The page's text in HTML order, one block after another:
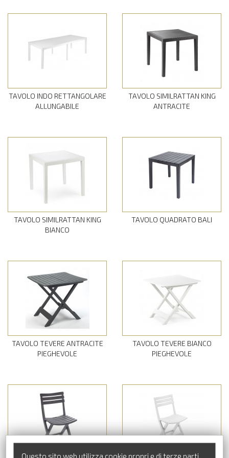
TAVOLO INDO RETTANGOLARE
ALLUNGABILE
TAVOLO SIMILRATTAN KING
ANTRACITE
TAVOLO SIMILRATTAN KING
BIANCO
TAVOLO QUADRATO BALI
TAVOLO TEVERE ANTRACITE
PIEGHEVOLE
TAVOLO TEVERE BIANCO
PIEGHEVOLE
Questo sito web utilizza cookie propri e di terze parti